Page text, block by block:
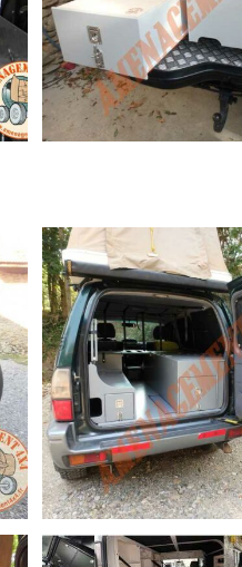
TOYOTA KDJ95